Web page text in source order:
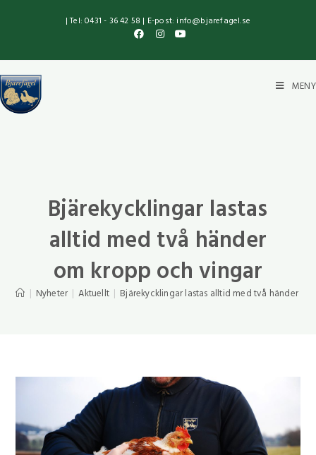
| Tel: 0431 - 36 42 58 | E-post: info@bjarefagel.se
MENY
Bjärekycklingar lastas
alltid med två händer
om kropp och vingar
| Nyheter | Aktuellt | Bjärekycklingar lastas alltid med två händer